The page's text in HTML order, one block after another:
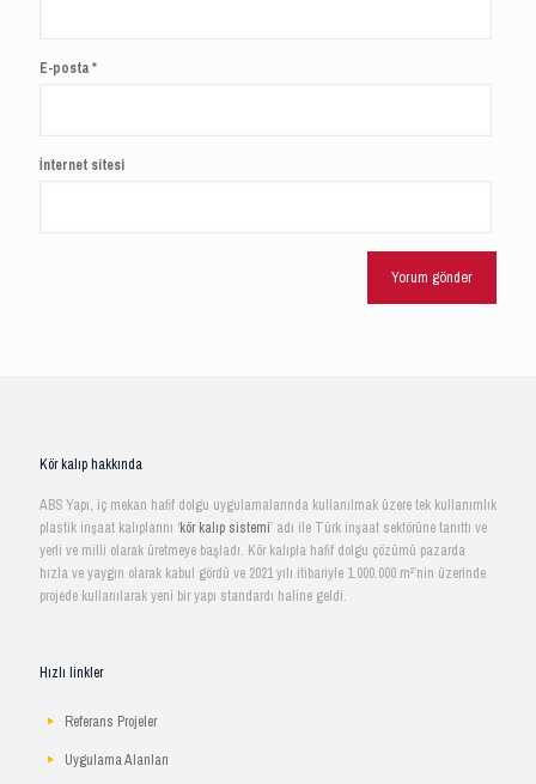
E-posta*
İnternet sitesi
Kör kalıp hakkında
ABS Yapı, iç mekan hafif dolgu uygulamalarında kullanılmak üzere tek kullanımlık
plastik inşaat kalıplarını ‘kör kalıp sistemi’ adı ile Türk inşaat sektörüne tanıttı ve
yerli ve milli olarak üretmeye başladı. Kör kalıpla hafif dolgu çözümü pazarda
hızla ve yaygın olarak kabul gördü ve 2021 yılı itibariyle 1.000.000 m²’nin üzerinde
projede kullanılarak yeni bir yapı standardı haline geldi.
Hızlı linkler
Referans Projeler
Uygulama Alanları